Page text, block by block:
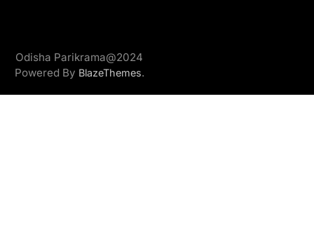
Odisha Parikrama@2024
Powered By BlazeThemes.